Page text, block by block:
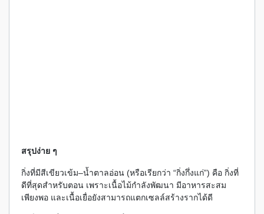
สรุปง่าย ๆ
กิ่งที่มีสีเขียวเข้ม–น้ำตาลอ่อน (หรือเรียกว่า “กิ่งกึ่งแก่”) คือ กิ่งที่
ดีที่สุดสำหรับตอน เพราะเนื้อไม้กำลังพัฒนา มีอาหารสะสม
เพียงพอ และเนื้อเยื่อยังสามารถแตกเซลล์สร้างรากได้ดี